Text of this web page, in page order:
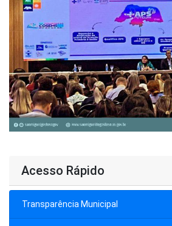
Acesso Rápido
Transparência Municipal